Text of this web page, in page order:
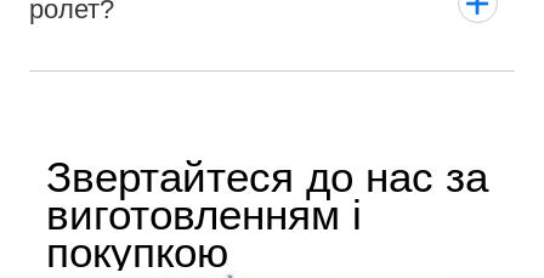
ролет?
Звертайтеся до нас за
виготовленням і
покупкою